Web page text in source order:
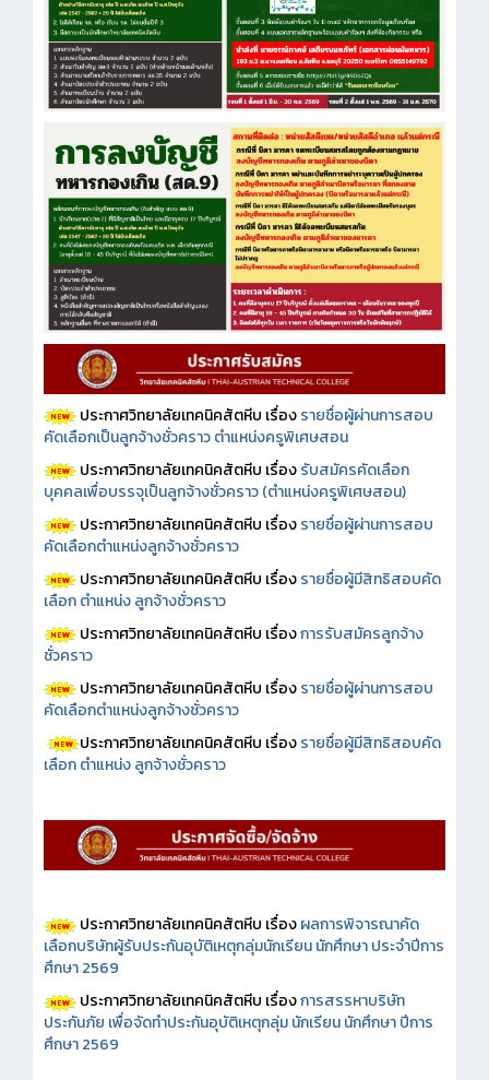
ประกาศวิทยาลัยเทคนิคสัตหีบ เรื่องรายชื่อผู้ผ่านการสอบ
คัดเลือกเป็นลูกจ้างชั่วคราว ตำแหน่งครูพิเศษสอน
ประกาศวิทยาลัยเทคนิคสัตหีบ เรื่องรับสมัครคัดเลือก
บุคคลเพื่อบรรจุเป็นลูกจ้างชั่วคราว (ตำแหน่งครูพิเศษสอน)
ประกาศวิทยาลัยเทคนิคสัตหีบ เรื่องรายชื่อผู้ผ่านการสอบ
คัดเลือกตำแหน่งลูกจ้างชั่วคราว
ประกาศวิทยาลัยเทคนิคสัตหีบ เรื่องรายชื่อผู้มีสิทธิสอบคัด
เลือก ตำแหน่ง ลูกจ้างชั่วคราว
ประกาศวิทยาลัยเทคนิคสัตหีบ เรื่องการรับสมัครลูกจ้าง
ชั่วคราว
ประกาศวิทยาลัยเทคนิคสัตหีบ เรื่องรายชื่อผู้ผ่านการสอบ
คัดเลือกตำแหน่งลูกจ้างชั่วคราว
ประกาศวิทยาลัยเทคนิคสัตหีบ เรื่องรายชื่อผู้มีสิทธิสอบคัด
เลือก ตำแหน่ง ลูกจ้างชั่วคราว
ประกาศวิทยาลัยเทคนิคสัตหีบ เรื่องผลการพิจารณาคัด
เลือกบริษัทผู้รับประกันอุบัติเหตุกลุ่มนักเรียน นักศึกษา ประจำปีการ
ศึกษา 2569
ประกาศวิทยาลัยเทคนิคสัตหีบ เรื่องการสรรหาบริษัท
ประกันภัย เพื่อจัดทำประกันอุบัติเหตุกลุ่ม นักเรียน นักศึกษา ปีการ
ศึกษา 2569